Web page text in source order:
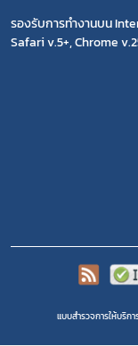
รองรับการทำงานบน
Safari v.5+, Chrome
แบบสำรวจการให้บริก